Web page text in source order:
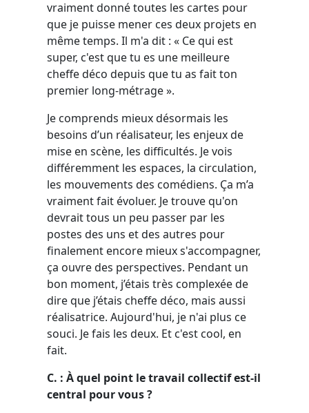
vraiment donné toutes les cartes pour
que je puisse mener ces deux projets en
même temps. Il m'a dit : « Ce qui est
super, c'est que tu es une meilleure
cheffe déco depuis que tu as fait ton
premier long-métrage ».
Je comprends mieux désormais les
besoins d’un réalisateur, les enjeux de
mise en scène, les difficultés. Je vois
différemment les espaces, la circulation,
les mouvements des comédiens. Ça m’a
vraiment fait évoluer. Je trouve qu'on
devrait tous un peu passer par les
postes des uns et des autres pour
finalement encore mieux s'accompagner,
ça ouvre des perspectives. Pendant un
bon moment, j’étais très complexée de
dire que j’étais cheffe déco, mais aussi
réalisatrice. Aujourd'hui, je n'ai plus ce
souci. Je fais les deux. Et c'est cool, en
fait.
C. : À quel point le travail collectif est-il
central pour vous ?